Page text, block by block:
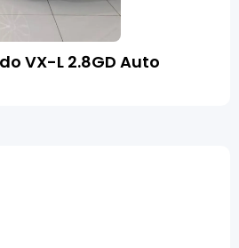
VX-L 2.8GD Auto